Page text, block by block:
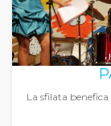
La sfilata